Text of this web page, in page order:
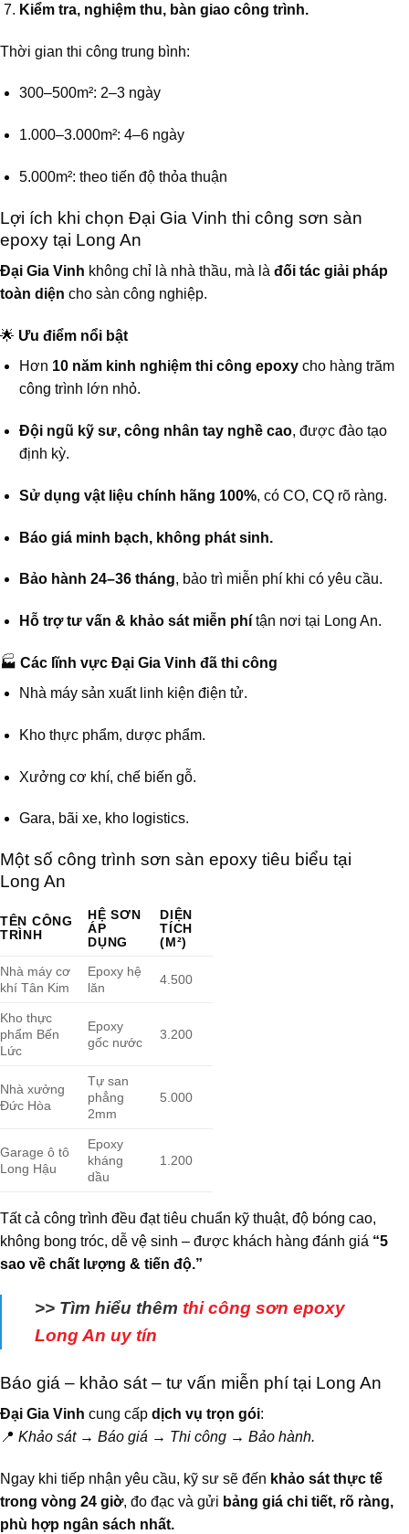
Kiểm tra, nghiệm thu, bàn giao công trình.
Thời gian thi công trung bình:
300–500m²: 2–3 ngày
1.000–3.000m²: 4–6 ngày
5.000m²: theo tiến độ thỏa thuận
Lợi ích khi chọn Đại Gia Vinh thi công sơn sàn
epoxy tại Long An
Đại Gia Vinh không chỉ là nhà thầu, mà là đối tác giải pháp
toàn diện cho sàn công nghiệp.
🌟 Ưu điểm nổi bật
Hơn 10 năm kinh nghiệm thi công epoxycho hàng trăm
công trình lớn nhỏ.
Đội ngũ kỹ sư, công nhân tay nghề cao, được đào tạo
định kỳ.
Sử dụng vật liệu chính hãng 100%, có CO, CQ rõ ràng.
Báo giá minh bạch, không phát sinh.
Bảo hành 24–36 tháng, bảo trì miễn phí khi có yêu cầu.
Hỗ trợ tư vấn & khảo sát miễn phítận nơi tại Long An.
🏭 Các lĩnh vực Đại Gia Vinh đã thi công
Nhà máy sản xuất linh kiện điện tử.
Kho thực phẩm, dược phẩm.
Xưởng cơ khí, chế biến gỗ.
Gara, bãi xe, kho logistics.
Một số công trình sơn sàn epoxy tiêu biểu tại
Long An
TÊN CÔNG
TRÌNH
HỆ SƠN
ÁP
DỤNG
DIỆN
TÍCH
(M²)
Nhà máy cơ
khí Tân Kim
Epoxy hệ
lăn
4.500
Kho thực
phẩm Bến
Lức
Epoxy
gốc nước
3.200
Nhà xưởng
Đức Hòa
Tự san
phẳng
2mm
5.000
Garage ô tô
Long Hậu
Epoxy
kháng
dầu
1.200
Tất cả công trình đều đạt tiêu chuẩn kỹ thuật, độ bóng cao,
không bong tróc, dễ vệ sinh – được khách hàng đánh giá “5
sao về chất lượng & tiến độ.”
>> Tìm hiểu thêm thi công sơn epoxy
Long An uy tín
Báo giá – khảo sát – tư vấn miễn phí tại Long An
Đại Gia Vinh cung cấp dịch vụ trọn gói:
📍 Khảo sát → Báo giá → Thi công → Bảo hành.
Ngay khi tiếp nhận yêu cầu, kỹ sư sẽ đến khảo sát thực tế
trong vòng 24 giờ, đo đạc và gửi bảng giá chi tiết, rõ ràng,
phù hợp ngân sách nhất.